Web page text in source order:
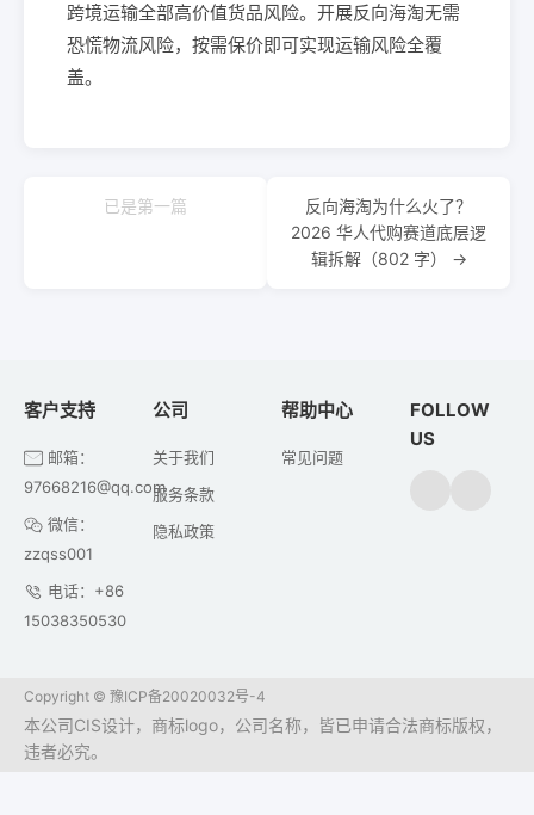
跨境运输全部高价值货品风险。开展反向海淘无需
恐慌物流风险，按需保价即可实现运输风险全覆
盖。
已是第一篇
反向海淘为什么火了？
2026 华人代购赛道底层逻
辑拆解（802 字） →
客户支持
邮箱：
97668216@qq.com
微信：
zzqss001
电话：+86
15038350530
公司
关于我们
服务条款
隐私政策
帮助中心
常见问题
FOLLOW
US
Copyright © 豫ICP备20020032号-4
本公司CIS设计，商标logo，公司名称，皆已申请合法商标版权，
违者必究。